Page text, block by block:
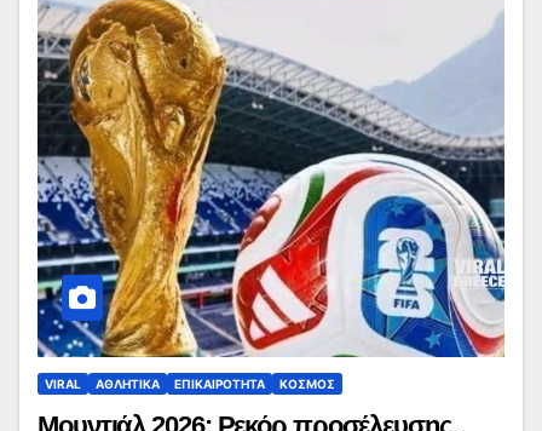
VIRAL ΑΘΛΗΤΙΚΑ ΕΠΙΚΑΙΡΟΤΗΤΑ ΚΟΣΜΟΣ